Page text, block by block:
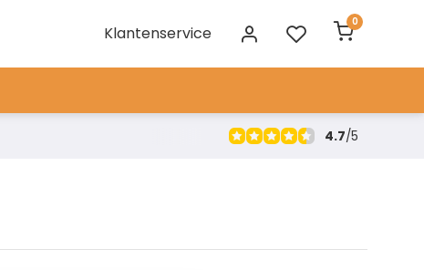
Klantenservice
0
4.7/5